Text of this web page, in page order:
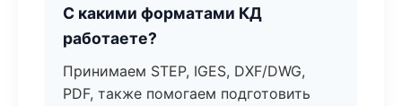
С какими форматами КД
работаете?
Принимаем STEP, IGES, DXF/DWG,
PDF, также помогаем подготовить